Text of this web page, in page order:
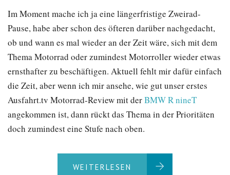
Im Moment mache ich ja eine längerfristige Zweirad-
Pause, habe aber schon des öfteren darüber nachgedacht,
ob und wann es mal wieder an der Zeit wäre, sich mit dem
Thema Motorrad oder zumindest Motorroller wieder etwas
ernsthafter zu beschäftigen. Aktuell fehlt mir dafür einfach
die Zeit, aber wenn ich mir ansehe, wie gut unser erstes
Ausfahrt.tv Motorrad-Review mit derBMW R nineT
angekommen ist, dann rückt das Thema in der Prioritäten
doch zumindest eine Stufe nach oben.
WEITERLESEN